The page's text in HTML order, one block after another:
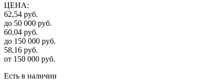
ЦЕНА:
62,54 руб.
до 50 000 руб.
60,04 руб.
до 150 000 руб.
58,16 руб.
от 150 000 руб.
Есть в наличии